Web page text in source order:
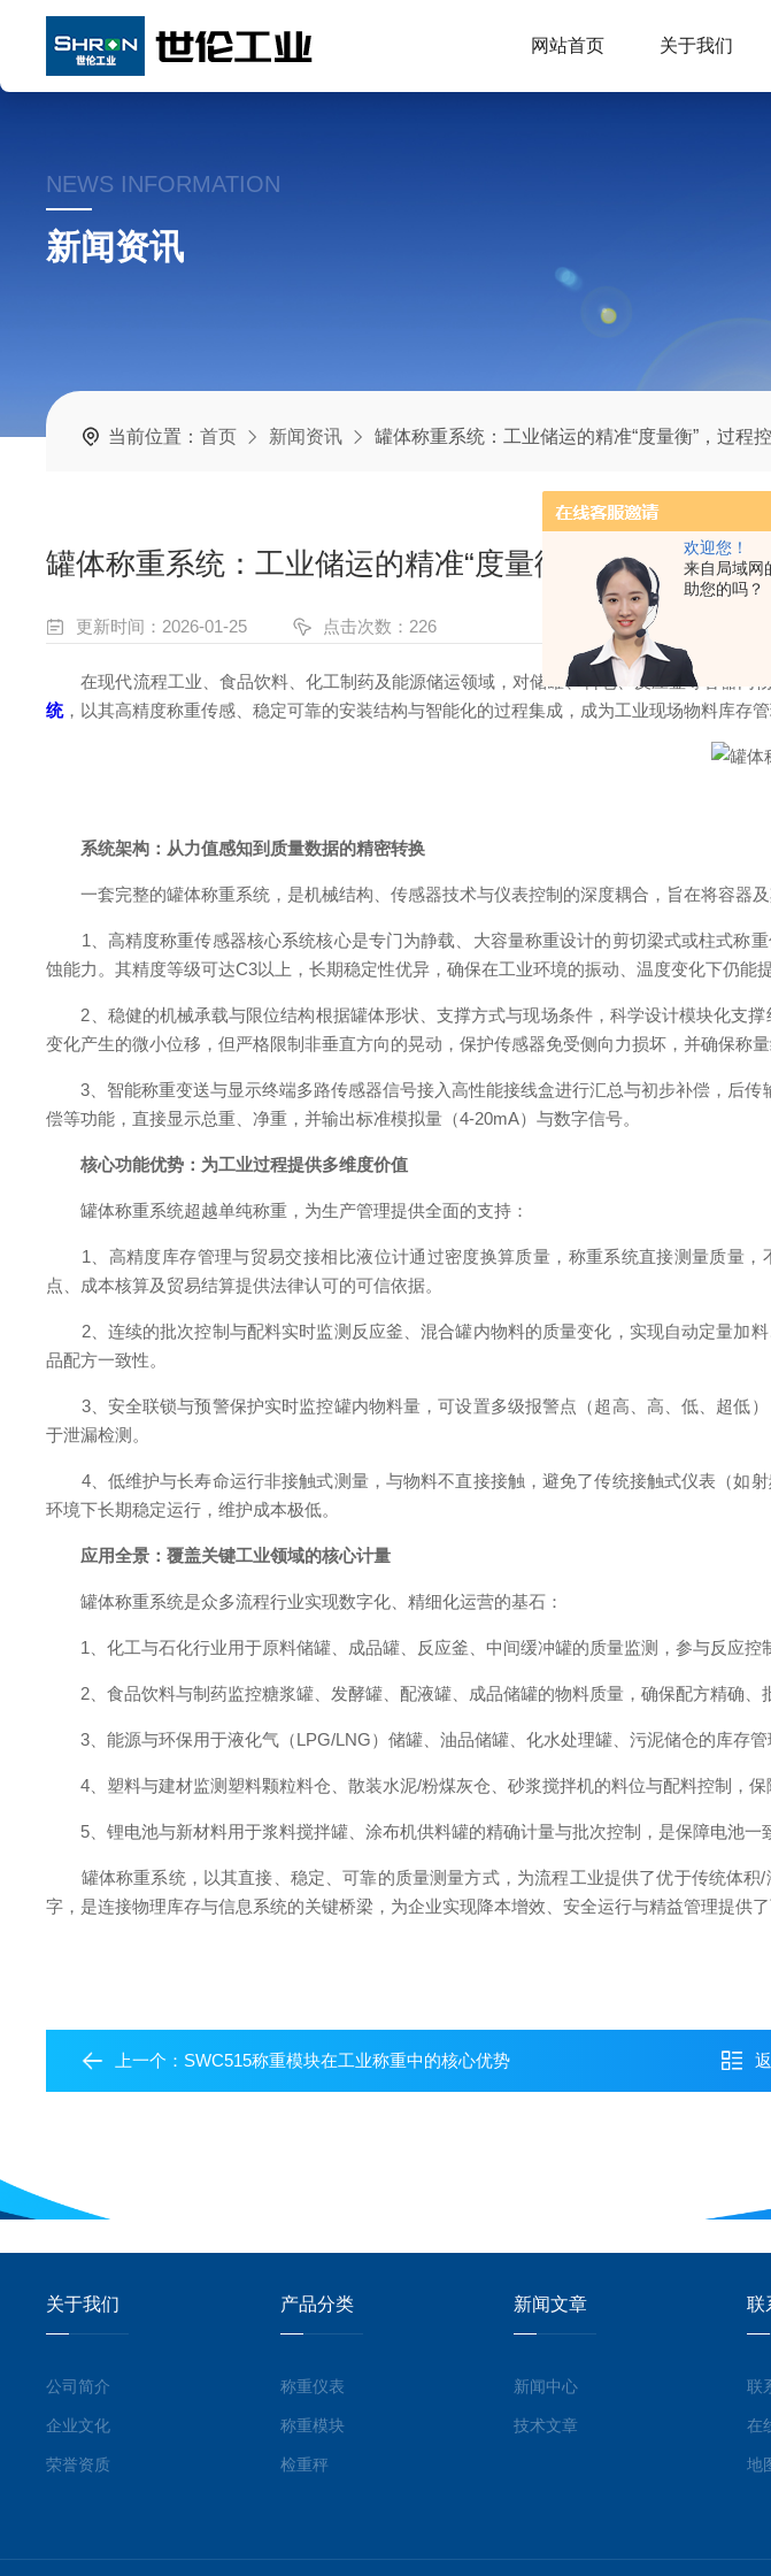
欢迎您！
来自局域网
助您的吗？
网站首页 关于我们
NEWS INFORMATION
新闻资讯
当前位置：首页 新闻资讯 罐体称重系统：工业储运的精准“度量衡”，过程
罐体称重系统：工业储运的精准“度量衡”，过程控制的
更新时间：2026-01-25 点击次数：226
在现代流程工业、食品饮料、化工制药及能源储运领域，对储罐、料仓、反应釜等容器内
统，以其高精度称重传感、稳定可靠的安装结构与智能化的过程集成，成为工业现场物料库存
系统架构：从力值感知到质量数据的精密转换
一套完整的罐体称重系统，是机械结构、传感器技术与仪表控制的深度耦合，旨在将容器及
1、高精度称重传感器核心​系统核心是专门为静载、大容量称重设计的剪切梁式或柱式称
蚀能力。其精度等级可达C3以上，长期稳定性优异，确保在工业环境的振动、温度变化下仍能
2、稳健的机械承载与限位结构​根据罐体形状、支撑方式与现场条件，科学设计模块化支
变化产生的微小位移，但严格限制非垂直方向的晃动，保护传感器免受侧向力损坏，并确保称量
3、智能称重变送与显示终端​多路传感器信号接入高性能接线盒进行汇总与初步补偿，后传
偿等功能，直接显示总重、净重，并输出标准模拟量（4-20mA）与数字信号。
核心功能优势：为工业过程提供多维度价值
罐体称重系统超越单纯称重，为生产管理提供全面的支持：
1、高精度库存管理与贸易交接​相比液位计通过密度换算质量，称重系统直接测量质量，
点、成本核算及贸易结算提供法律认可的可信依据。
2、连续的批次控制与配料​实时监测反应釜、混合罐内物料的质量变化，实现自动定量加
品配方一致性。
3、安全联锁与预警保护​实时监控罐内物料量，可设置多级报警点（超高、高、低、超低
于泄漏检测。
4、低维护与长寿命运行​非接触式测量，与物料不直接接触，避免了传统接触式仪表（如
环境下长期稳定运行，维护成本极低。
应用全景：覆盖关键工业领域的核心计量
罐体称重系统是众多流程行业实现数字化、精细化运营的基石：
1、化工与石化行业​用于原料储罐、成品罐、反应釜、中间缓冲罐的质量监测，参与反应控
2、食品饮料与制药​监控糖浆罐、发酵罐、配液罐、成品储罐的物料质量，确保配方精确、
3、能源与环保​用于液化气（LPG/LNG）储罐、油品储罐、化水处理罐、污泥储仓的库存管
4、塑料与建材​监测塑料颗粒料仓、散装水泥/粉煤灰仓、砂浆搅拌机的料位与配料控制，保
5、锂电池与新材料​用于浆料搅拌罐、涂布机供料罐的精确计量与批次控制，是保障电池一
罐体称重系统，以其直接、稳定、可靠的质量测量方式，为流程工业提供了优于传统体积
字，是连接物理库存与信息系统的关键桥梁，为企业实现降本增效、安全运行与精益管理提供了
上一个： SWC515称重模块在工业称重中的核心优势
关于我们
公司简介
企业文化
荣誉资质
产品分类
称重仪表
称重模块
检重秤
新闻文章
新闻中心
技术文章
联
联
在
地